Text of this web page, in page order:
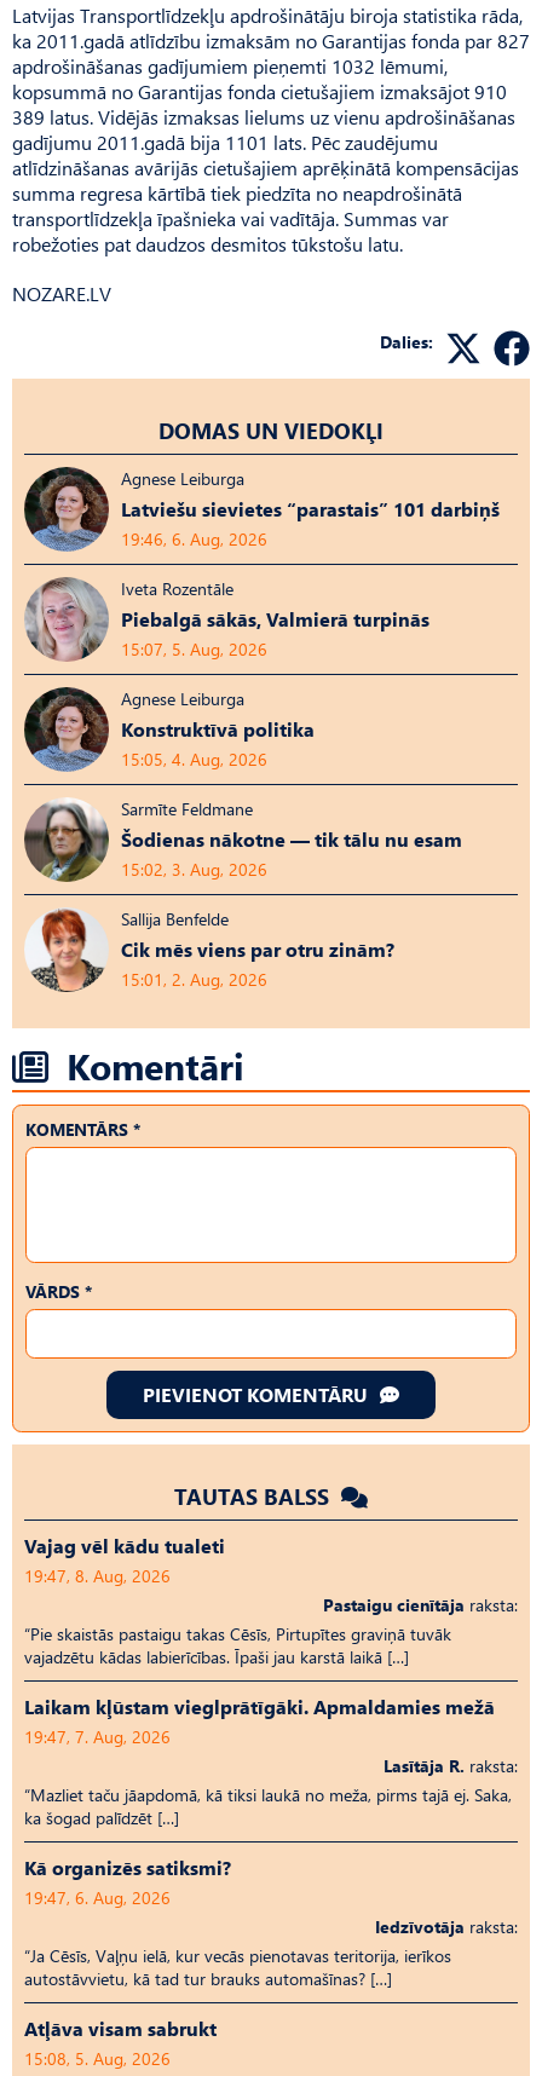
Latvijas Transportlīdzekļu apdrošinātāju biroja statistika rāda,
ka 2011.gadā atlīdzību izmaksām no Garantijas fonda par 827
apdrošināšanas gadījumiem pieņemti 1032 lēmumi,
kopsummā no Garantijas fonda cietušajiem izmaksājot 910
389 latus. Vidējās izmaksas lielums uz vienu apdrošināšanas
gadījumu 2011.gadā bija 1101 lats. Pēc zaudējumu
atlīdzināšanas avārijās cietušajiem aprēķinātā kompensācijas
summa regresa kārtībā tiek piedzīta no neapdrošinātā
transportlīdzekļa īpašnieka vai vadītāja. Summas var
robežoties pat daudzos desmitos tūkstošu latu.
NOZARE.LV
Dalies:
DOMAS UN VIEDOKĻI
Agnese Leiburga
Latviešu sievietes “parastais” 101 darbiņš
19:46, 6. Aug, 2026
Iveta Rozentāle
Piebalgā sākās, Valmierā turpinās
15:07, 5. Aug, 2026
Agnese Leiburga
Konstruktīvā politika
15:05, 4. Aug, 2026
Sarmīte Feldmane
Šodienas nākotne — tik tālu nu esam
15:02, 3. Aug, 2026
Sallija Benfelde
Cik mēs viens par otru zinām?
15:01, 2. Aug, 2026
Komentāri
KOMENTĀRS *
VĀRDS *
PIEVIENOT KOMENTĀRU
TAUTAS BALSS
Vajag vēl kādu tualeti
19:47, 8. Aug, 2026
Pastaigu cienītāja raksta:
“Pie skaistās pastaigu takas Cēsīs, Pirtupītes graviņā tuvāk
vajadzētu kādas labierīcības. Īpaši jau karstā laikā […]
Laikam kļūstam vieglprātīgāki. Apmaldamies mežā
19:47, 7. Aug, 2026
Lasītāja R. raksta:
“Mazliet taču jāapdomā, kā tiksi laukā no meža, pirms tajā ej. Saka,
ka šogad palīdzēt […]
Kā organizēs satiksmi?
19:47, 6. Aug, 2026
Iedzīvotāja raksta:
“Ja Cēsīs, Vaļņu ielā, kur vecās pienotavas teritorija, ierīkos
autostāvvietu, kā tad tur brauks automašīnas? […]
Atļāva visam sabrukt
15:08, 5. Aug, 2026